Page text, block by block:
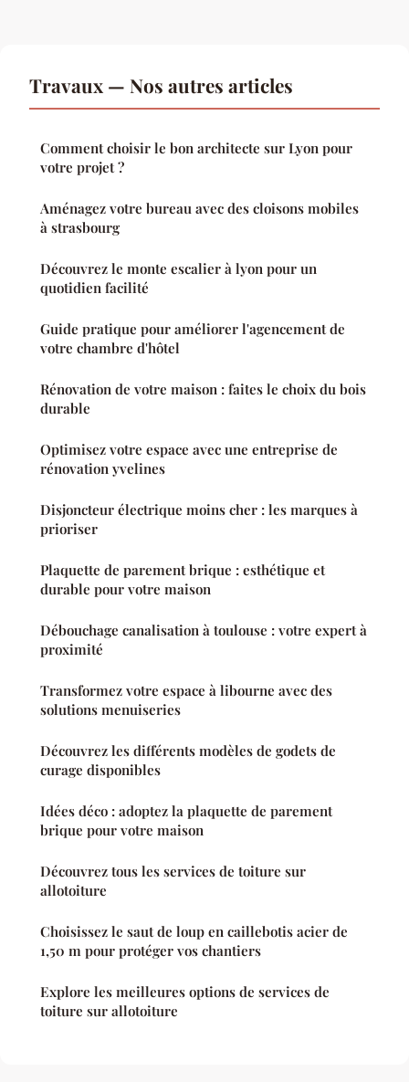
Travaux — Nos autres articles
Comment choisir le bon architecte sur Lyon pour
votre projet ?
Aménagez votre bureau avec des cloisons mobiles
à strasbourg
Découvrez le monte escalier à lyon pour un
quotidien facilité
Guide pratique pour améliorer l'agencement de
votre chambre d'hôtel
Rénovation de votre maison : faites le choix du bois
durable
Optimisez votre espace avec une entreprise de
rénovation yvelines
Disjoncteur électrique moins cher : les marques à
prioriser
Plaquette de parement brique : esthétique et
durable pour votre maison
Débouchage canalisation à toulouse : votre expert à
proximité
Transformez votre espace à libourne avec des
solutions menuiseries
Découvrez les différents modèles de godets de
curage disponibles
Idées déco : adoptez la plaquette de parement
brique pour votre maison
Découvrez tous les services de toiture sur
allotoiture
Choisissez le saut de loup en caillebotis acier de
1,50 m pour protéger vos chantiers
Explore les meilleures options de services de
toiture sur allotoiture